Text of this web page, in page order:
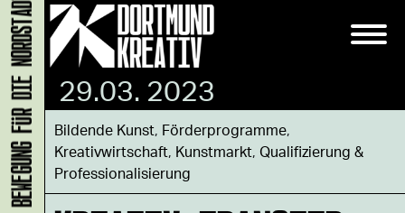
29.03. 2023
Bildende Kunst, Förderprogramme,
Kreativwirtschaft, Kunstmarkt, Qualifizierung &
Professionalisierung